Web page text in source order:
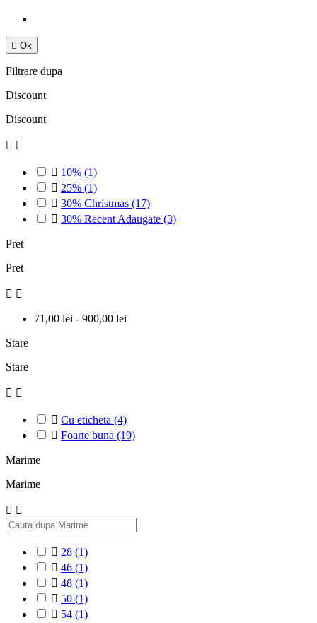
 Ok
Filtrare dupa
Discount
Discount
 
 10% (1)
 25% (1)
 30% Christmas (17)
 30% Recent Adaugate (3)
Pret
Pret
 
71,00 lei - 900,00 lei
Stare
Stare
 
 Cu eticheta (4)
 Foarte buna (19)
Marime
Marime
 
 28 (1)
 46 (1)
 48 (1)
 50 (1)
 54 (1)